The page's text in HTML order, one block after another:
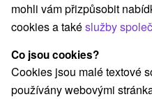
Všechny kategorie
Chaty na prenájom(8)
Vyberte lokalitu
mohli vám přizpůsobit
cookies a takéslužby
Co jsou cookies?
Cookies jsou malé textové
používány webovými